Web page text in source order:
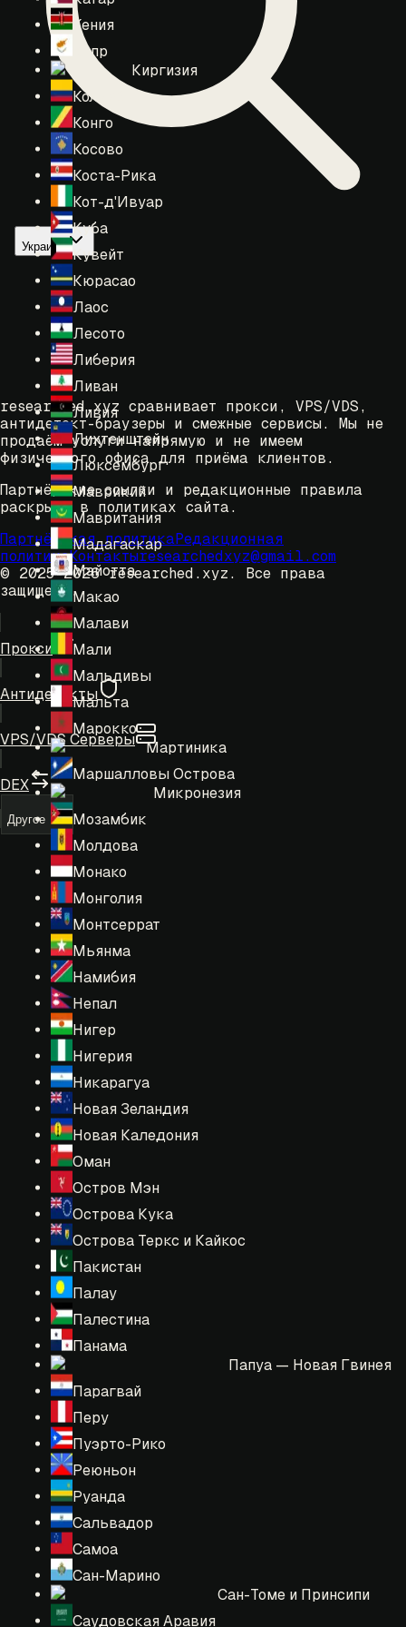
Кения
Кипр
Киргизия
Колумбия
Конго
Косово
Коста-Рика
Кот-д'Ивуар
Куба
Кувейт
Кюрасао
Лаос
Лесото
Либерия
Ливан
Ливия
Лихтенштейн
Люксембург
Маврикий
Мавритания
Мадагаскар
Майотта
Макао
Малави
Мали
Мальдивы
Мальта
Марокко
Мартиника
Маршалловы Острова
Микронезия
Мозамбик
Молдова
Монако
Монголия
Монтсеррат
Мьянма
Намибия
Непал
Нигер
Нигерия
Никарагуа
Новая Зеландия
Новая Каледония
Оман
Остров Мэн
Острова Кука
Острова Теркс и Кайкос
Пакистан
Палау
Палестина
Панама
Папуа — Новая Гвинея
Парагвай
Перу
Пуэрто-Рико
Реюньон
Руанда
Сальвадор
Самоа
Сан-Марино
Сан-Томе и Принсипи
Саудовская Аравия
Украина
researched.xyz сравнивает прокси, VPS/VDS,
антидетект-браузеры и смежные сервисы. Мы не
продаём услуги напрямую и не имеем
физического офиса для приёма клиентов.
Партнёрские ссылки и редакционные правила
раскрыты в политиках сайта.
Партнёрская политикаРедакционная
политикаКонтактыresearchedxyz@gmail.com
© 2025-2026 researched.xyz. Все права
защищены.
Прокси
Антидетекты
VPS/VDS Серверы
DEX
Другое